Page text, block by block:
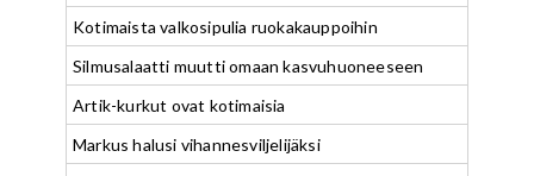
Kotimaista valkosipulia ruokakauppoihin
Silmusalaatti muutti omaan kasvuhuoneeseen
Artik-kurkut ovat kotimaisia
Markus halusi vihannesviljelijäksi